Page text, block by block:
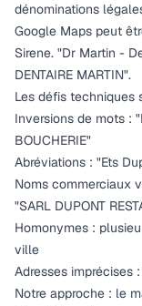
dénominations
Google Maps peut
Sirene. "Dr Martin -
DENTAIRE MARTIN".
Les défis techniques
Inversions de mots :
BOUCHERIE"
Abréviations : "Ets
Noms commerciaux
"SARL DUPONT
Homonymes :
ville
Adresses imprécises
Notre approche : le